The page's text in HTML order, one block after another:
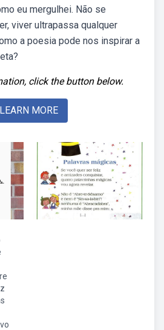
eu mergulhei. Não se
viver ultrapassa qualquer
a poesia pode nos inspirar a
click the button below.
LEARN MORE